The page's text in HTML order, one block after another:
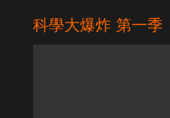
科學大爆炸 第一季